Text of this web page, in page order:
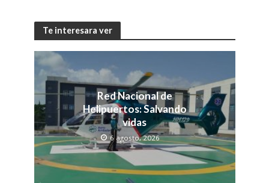
Te interesara ver
Red Nacional de
Helipuertos: Salvando
vidas
6 agosto, 2026